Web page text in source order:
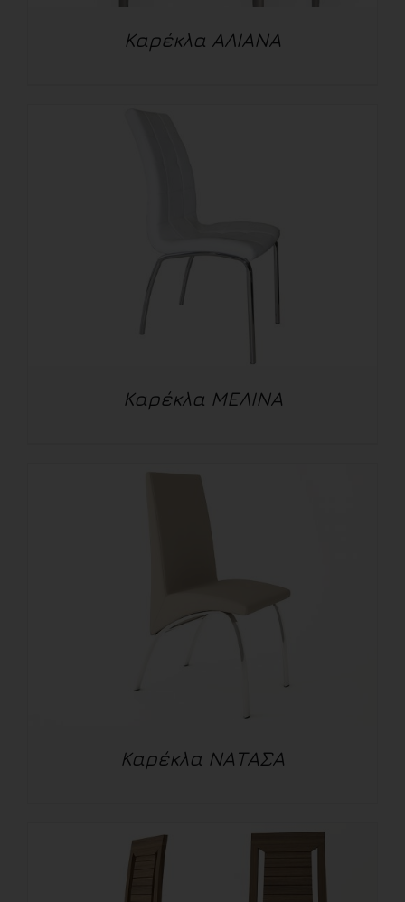
Καρέκλα ΑΛΙΑΝΑ
Καρέκλα ΜΕΛΙΝΑ
ΛΕΠΤΟΜΈΡΕΙΕΣ
Καρέκλα ΝΑΤΑΣΑ